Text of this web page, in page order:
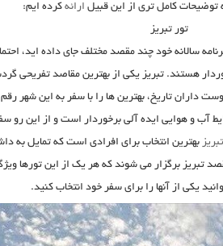
توضیحات کامل تری از این قبیل ارائهکرده ایم:
تور تبریز
سالانه خود چند مقصد مختلف جای داده اید،
هستند. تبریز یکی از بهترین مقاصد تفریحی
داران تاریخ، بهترین ها را با سفر به این شهر رقم
و هوایی ایده آلی برخوردار است و از این رو
بهترین انتخاب برای افرادی است که تمایل به
تبریز برگزار می شوند که هر یک از این تورها
یکی از آنها را برای سفر خود انتخاب کنید.